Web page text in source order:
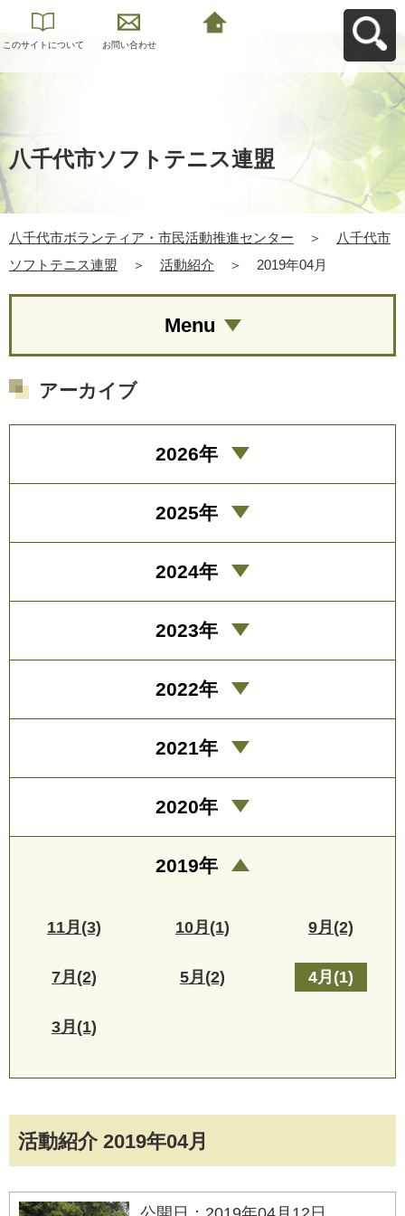
このサイトについて お問い合わせ
八千代市ソフトテニス連盟
八千代市ボランティア・市民活動推進センター ＞
八千代市
ソフトテニス連盟
＞ 活動紹介 ＞ 2019年04月
活動紹介 2019年04月
Menu
アーカイブ
2026年
2025年
2024年
2023年
2022年
2021年
2020年
2019年
11月(3) 10月(1) 9月(2)
7月(2) 5月(2) 4月(1)
3月(1)